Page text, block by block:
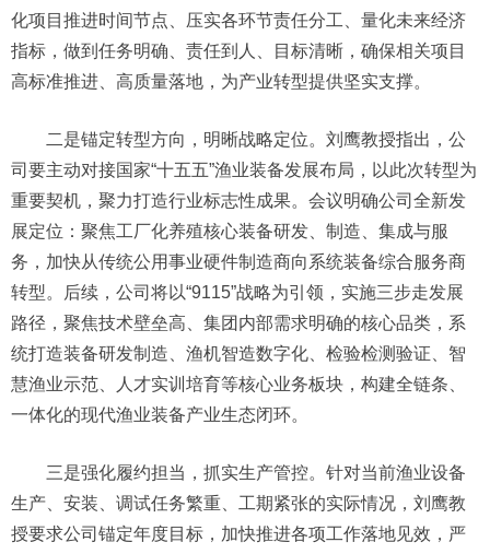
化项目推进时间节点、压实各环节责任分工、量化未来经济
指标，做到任务明确、责任到人、目标清晰，确保相关项目
高标准推进、高质量落地，为产业转型提供坚实支撑。
二是锚定转型方向，明晰战略定位。刘鹰教授指出，公
司要主动对接国家“十五五”渔业装备发展布局，以此次转型为
重要契机，聚力打造行业标志性成果。会议明确公司全新发
展定位：聚焦工厂化养殖核心装备研发、制造、集成与服
务，加快从传统公用事业硬件制造商向系统装备综合服务商
转型。后续，公司将以“9115”战略为引领，实施三步走发展
路径，聚焦技术壁垒高、集团内部需求明确的核心品类，系
统打造装备研发制造、渔机智造数字化、检验检测验证、智
慧渔业示范、人才实训培育等核心业务板块，构建全链条、
一体化的现代渔业装备产业生态闭环。
三是强化履约担当，抓实生产管控。针对当前渔业设备
生产、安装、调试任务繁重、工期紧张的实际情况，刘鹰教
授要求公司锚定年度目标，加快推进各项工作落地见效，严